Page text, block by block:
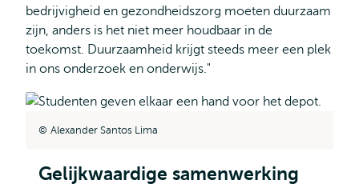
bedrijvigheid en gezondheidszorg moeten duurzaam
zijn, anders is het niet meer houdbaar in de
toekomst. Duurzaamheid krijgt steeds meer een plek
in ons onderzoek en onderwijs."
Alexander Santos Lima
Gelijkwaardige samenwerking